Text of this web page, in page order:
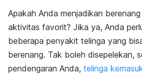
Apakah Anda menjadikan
aktivitas favorit? Jika ya, Anda
beberapa penyakit telinga yang
berenang. Tak boleh disepelekan,
pendengaran Anda, telinga